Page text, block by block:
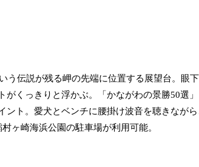
う伝説が残る岬の先端に位置する展望台。眼
くっきりと浮かぶ。「かながわの景勝50選」
ント。愛犬とベンチに腰掛け波音を聴きなが
ヶ崎海浜公園の駐車場が利用可能。